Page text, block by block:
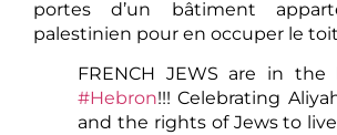
portes d’un bâtiment
palestinien pour en occuper le
FRENCH JEWS are in the
#Hebron!!! Celebrating
and the rights of Jews to